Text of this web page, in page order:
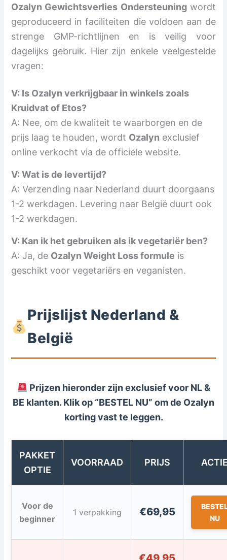
Ozalyn Gewichtsverlies Ondersteuningwordt
geproduceerd in faciliteiten die voldoen aan de
strenge GMP-richtlijnen en is veilig voor
dagelijks gebruik. Hier zijn enkele veelgestelde
vragen:
V: Is Ozalyn verkrijgbaar in winkels zoals
Kruidvat of Etos?
A: Nee, om de kwaliteit te waarborgen en de
prijs laag te houden, wordt Ozalyn exclusief
online verkocht via de officiële website.
V: Wat is de levertijd?
A: Verzending naar Nederland duurt doorgaans
1-2 werkdagen. Levering naar België duurt ook
1-2 werkdagen.
V: Kan ik het gebruiken als ik vegetariër ben?
A: Ja, de Ozalyn Weight Loss formule is
geschikt voor vegetariërs en veganisten.
Prijslijst Nederland &
België
Prijzen hieronder zijn exclusief voor NL &
BE klanten. Klik op “BESTEL NU” om de Ozalyn
korting vast te leggen.
PAKKET
OPTIE
VOORRAAD PRIJS
Voor de
beginner
1 verpakking €69,95
NU